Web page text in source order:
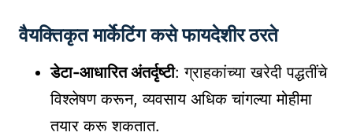
वैयक्तिकृत मार्केटिंग कसे फायदेशीर ठरते
डेटा-आधारित अंतर्दृष्टी: ग्राहकांच्या खरेदी पद्धतींचे
विश्लेषण करून, व्यवसाय अधिक चांगल्या मोहीमा
तयार करू शकतात.